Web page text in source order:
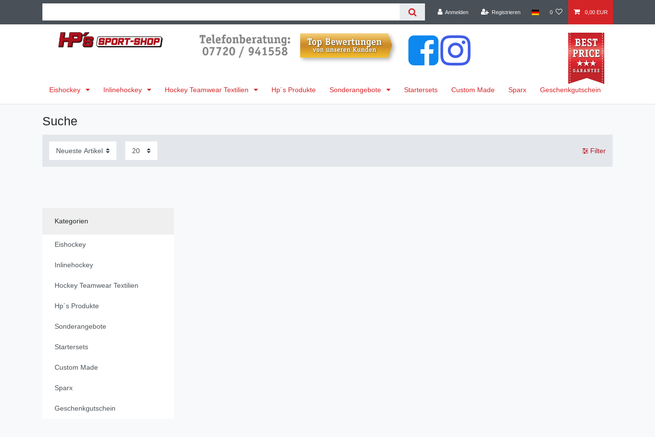
Anmelden Registrieren 0 0,00 EUR
Eishockey Inlinehockey Hockey Teamwear Textilien Hp´s Produkte Sonderangebote Startersets Custom Made Sparx Geschenkgutschein
Suche
Filter
Kategorien
Eishockey
Inlinehockey
Hockey Teamwear Textilien
Hp´s Produkte
Sonderangebote
Startersets
Custom Made
Sparx
Geschenkgutschein